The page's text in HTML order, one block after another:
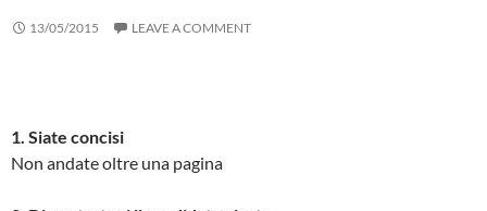
13/05/2015 LEAVE A COMMENT
1. Siate concisi
Non andate oltre una pagina